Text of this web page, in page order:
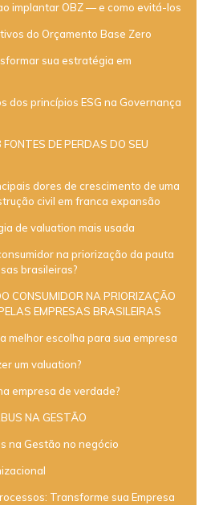
implantar OBZ — e como evitá-los
do Orçamento Base Zero
sua estratégia em
dos princípios ESG na Governança
DE PERDAS DO SEU
dores de crescimento de uma
civil em franca expansão
de valuation mais usada
na priorização da pauta
brasileiras?
CONSUMIDOR NA PRIORIZAÇÃO
EMPRESAS BRASILEIRAS
melhor escolha para sua empresa
um valuation?
empresa de verdade?
NA GESTÃO
na Gestão no negócio
Transforme sua Empresa